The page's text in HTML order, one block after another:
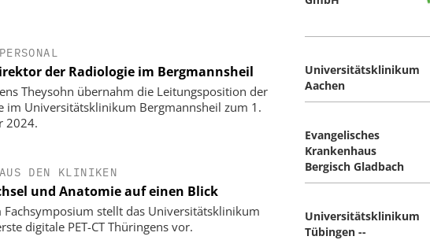
PERSONAL
der Radiologie im Bergmannsheil
Theysohn übernahm die Leitungsposition der
im Universitätsklinikum Bergmannsheil zum 1.
2024.
AUS DEN KLINIKEN
und Anatomie auf einen Blick
Fachsymposium stellt das Universitätsklinikum
digitale PET-CT Thüringens vor.
Universitätsklinikum
Aachen
Evangelisches
Krankenhaus
Bergisch Gladbach
Universitätsklinikum
Tübingen --